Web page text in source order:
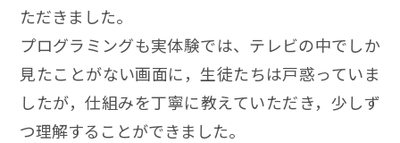
ただきました。
プログラミングも実体験では、テレビの中でしか
見たことがない画面に，生徒たちは戸惑っていま
したが，仕組みを丁寧に教えていただき，少しず
つ理解することができました。